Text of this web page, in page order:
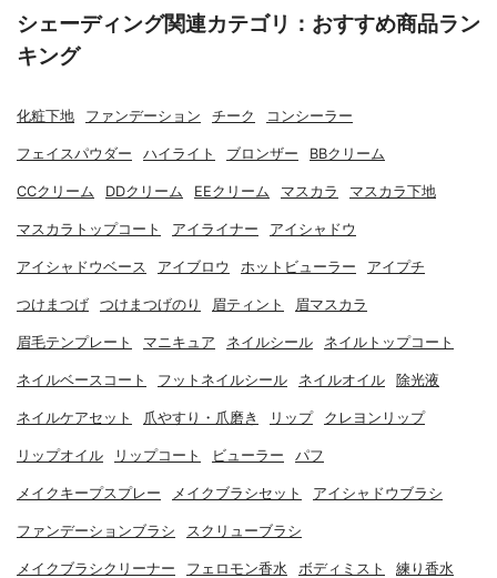
シェーディング関連カテゴリ：おすすめ商品ラン
キング
化粧下地 ファンデーション チーク コンシーラー
フェイスパウダー ハイライト ブロンザー BBクリーム
CCクリーム DDクリーム EEクリーム マスカラ マスカラ下地
マスカラトップコート アイライナー アイシャドウ
アイシャドウベース アイブロウ ホットビューラー アイプチ
つけまつげ つけまつげのり 眉ティント 眉マスカラ
眉毛テンプレート マニキュア ネイルシール ネイルトップコート
ネイルベースコート フットネイルシール ネイルオイル 除光液
ネイルケアセット 爪やすり・爪磨き リップ クレヨンリップ
リップオイル リップコート ビューラー パフ
メイクキープスプレー メイクブラシセット アイシャドウブラシ
ファンデーションブラシ スクリューブラシ
メイクブラシクリーナー フェロモン香水 ボディミスト 練り香水